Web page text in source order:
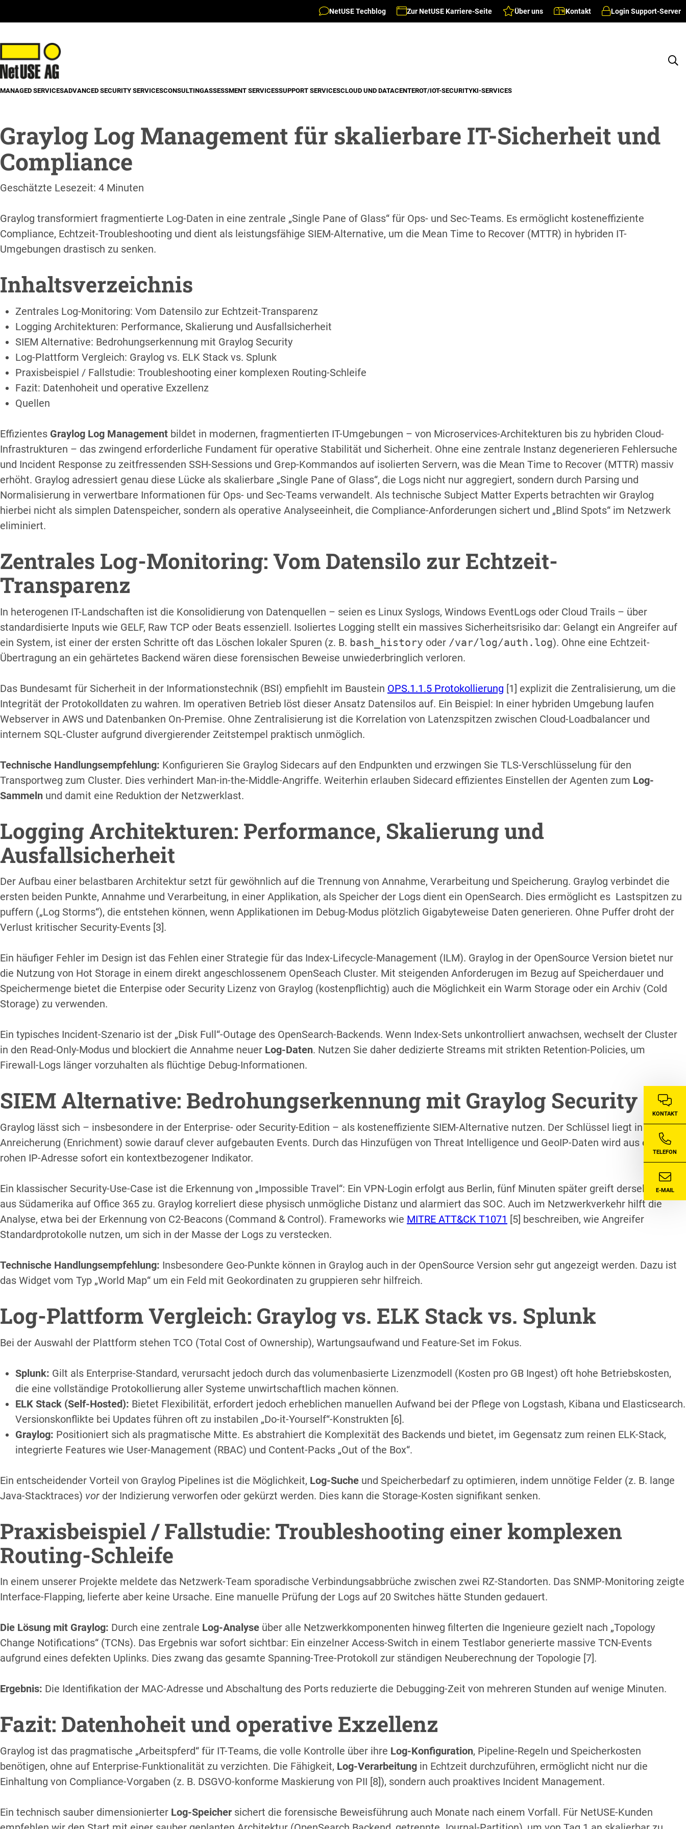
NetUSE Techblog Zur NetUSE Karriere-Seite Über uns Kontakt Login Support-Server
MANAGED SERVICESADVANCED SECURITY SERVICESCONSULTINGASSESSMENT SERVICESSUPPORT SERVICESCLOUD UND DATACENTEROT/IOT-SECURITYKI-SERVICES
Graylog Log Management für skalierbare IT-Sicherheit und
Compliance
Geschätzte Lesezeit: 4 Minuten
Graylog transformiert fragmentierte Log-Daten in eine zentrale „Single Pane of Glass“ für Ops- und Sec-Teams. Es ermöglicht kosteneffiziente
Compliance, Echtzeit-Troubleshooting und dient als leistungsfähige SIEM-Alternative, um die Mean Time to Recover (MTTR) in hybriden IT-
Umgebungen drastisch zu senken.
Inhaltsverzeichnis
Zentrales Log-Monitoring: Vom Datensilo zur Echtzeit-Transparenz
Logging Architekturen: Performance, Skalierung und Ausfallsicherheit
SIEM Alternative: Bedrohungserkennung mit Graylog Security
Log-Plattform Vergleich: Graylog vs. ELK Stack vs. Splunk
Praxisbeispiel / Fallstudie: Troubleshooting einer komplexen Routing-Schleife
Fazit: Datenhoheit und operative Exzellenz
Quellen
Effizientes Graylog Log Management bildet in modernen, fragmentierten IT-Umgebungen – von Microservices-Architekturen bis zu hybriden Cloud-
Infrastrukturen – das zwingend erforderliche Fundament für operative Stabilität und Sicherheit. Ohne eine zentrale Instanz degenerieren Fehlersuche
und Incident Response zu zeitfressenden SSH-Sessions und Grep-Kommandos auf isolierten Servern, was die Mean Time to Recover (MTTR) massiv
erhöht. Graylog adressiert genau diese Lücke als skalierbare „Single Pane of Glass“, die Logs nicht nur aggregiert, sondern durch Parsing und
Normalisierung in verwertbare Informationen für Ops- und Sec-Teams verwandelt. Als technische Subject Matter Experts betrachten wir Graylog
hierbei nicht als simplen Datenspeicher, sondern als operative Analyseeinheit, die Compliance-Anforderungen sichert und „Blind Spots“ im Netzwerk
eliminiert.
Zentrales Log-Monitoring: Vom Datensilo zur Echtzeit-
Transparenz
In heterogenen IT-Landschaften ist die Konsolidierung von Datenquellen – seien es Linux Syslogs, Windows EventLogs oder Cloud Trails – über
standardisierte Inputs wie GELF, Raw TCP oder Beats essenziell. Isoliertes Logging stellt ein massives Sicherheitsrisiko dar: Gelangt ein Angreifer auf
ein System, ist einer der ersten Schritte oft das Löschen lokaler Spuren (z. B. bash_history oder /var/log/auth.log). Ohne eine Echtzeit-
Übertragung an ein gehärtetes Backend wären diese forensischen Beweise unwiederbringlich verloren.
Das Bundesamt für Sicherheit in der Informationstechnik (BSI) empfiehlt im Baustein OPS.1.1.5 Protokollierung [1] explizit die Zentralisierung, um die
Integrität der Protokolldaten zu wahren. Im operativen Betrieb löst dieser Ansatz Datensilos auf. Ein Beispiel: In einer hybriden Umgebung laufen
Webserver in AWS und Datenbanken On-Premise. Ohne Zentralisierung ist die Korrelation von Latenzspitzen zwischen Cloud-Loadbalancer und
internem SQL-Cluster aufgrund divergierender Zeitstempel praktisch unmöglich.
Technische Handlungsempfehlung: Konfigurieren Sie Graylog Sidecars auf den Endpunkten und erzwingen Sie TLS-Verschlüsselung für den
Transportweg zum Cluster. Dies verhindert Man-in-the-Middle-Angriffe. Weiterhin erlauben Sidecard effizientes Einstellen der Agenten zum Log-
Sammeln und damit eine Reduktion der Netzwerklast.
Logging Architekturen: Performance, Skalierung und
Ausfallsicherheit
Der Aufbau einer belastbaren Architektur setzt für gewöhnlich auf die Trennung von Annahme, Verarbeitung und Speicherung. Graylog verbindet die
ersten beiden Punkte, Annahme und Verarbeitung, in einer Applikation, als Speicher der Logs dient ein OpenSearch. Dies ermöglicht es Lastspitzen zu
puffern („Log Storms“), die entstehen können, wenn Applikationen im Debug-Modus plötzlich Gigabyteweise Daten generieren. Ohne Puffer droht der
Verlust kritischer Security-Events [3].
Ein häufiger Fehler im Design ist das Fehlen einer Strategie für das Index-Lifecycle-Management (ILM). Graylog in der OpenSource Version bietet nur
die Nutzung von Hot Storage in einem direkt angeschlossenem OpenSeach Cluster. Mit steigenden Anforderugen im Bezug auf Speicherdauer und
Speichermenge bietet die Enterpise oder Security Lizenz von Graylog (kostenpflichtig) auch die Möglichkeit ein Warm Storage oder ein Archiv (Cold
Storage) zu verwenden.
Ein typisches Incident-Szenario ist der „Disk Full“-Outage des OpenSearch-Backends. Wenn Index-Sets unkontrolliert anwachsen, wechselt der Cluster
in den Read-Only-Modus und blockiert die Annahme neuer Log-Daten. Nutzen Sie daher dedizierte Streams mit strikten Retention-Policies, um
Firewall-Logs länger vorzuhalten als flüchtige Debug-Informationen.
SIEM Alternative: Bedrohungserkennung mit Graylog Security
Graylog lässt sich – insbesondere in der Enterprise- oder Security-Edition – als kosteneffiziente SIEM-Alternative nutzen. Der Schlüssel liegt in der
Anreicherung (Enrichment) sowie darauf clever aufgebauten Events. Durch das Hinzufügen von Threat Intelligence und GeoIP-Daten wird aus einer
rohen IP-Adresse sofort ein kontextbezogener Indikator.
Ein klassischer Security-Use-Case ist die Erkennung von „Impossible Travel“: Ein VPN-Login erfolgt aus Berlin, fünf Minuten später greift derselbe User
aus Südamerika auf Office 365 zu. Graylog korreliert diese physisch unmögliche Distanz und alarmiert das SOC. Auch im Netzwerkverkehr hilft die
Analyse, etwa bei der Erkennung von C2-Beacons (Command & Control). Frameworks wie MITRE ATT&CK T1071 [5] beschreiben, wie Angreifer
Standardprotokolle nutzen, um sich in der Masse der Logs zu verstecken.
Technische Handlungsempfehlung: Insbesondere Geo-Punkte können in Graylog auch in der OpenSource Version sehr gut angezeigt werden. Dazu ist
das Widget vom Typ „World Map“ um ein Feld mit Geokordinaten zu gruppieren sehr hilfreich.
Log-Plattform Vergleich: Graylog vs. ELK Stack vs. Splunk
Bei der Auswahl der Plattform stehen TCO (Total Cost of Ownership), Wartungsaufwand und Feature-Set im Fokus.
Splunk: Gilt als Enterprise-Standard, verursacht jedoch durch das volumenbasierte Lizenzmodell (Kosten pro GB Ingest) oft hohe Betriebskosten,
die eine vollständige Protokollierung aller Systeme unwirtschaftlich machen können.
ELK Stack (Self-Hosted): Bietet Flexibilität, erfordert jedoch erheblichen manuellen Aufwand bei der Pflege von Logstash, Kibana und Elasticsearch.
Versionskonflikte bei Updates führen oft zu instabilen „Do-it-Yourself“-Konstrukten [6].
Graylog: Positioniert sich als pragmatische Mitte. Es abstrahiert die Komplexität des Backends und bietet, im Gegensatz zum reinen ELK-Stack,
integrierte Features wie User-Management (RBAC) und Content-Packs „Out of the Box“.
Ein entscheidender Vorteil von Graylog Pipelines ist die Möglichkeit, Log-Suche und Speicherbedarf zu optimieren, indem unnötige Felder (z. B. lange
Java-Stacktraces) vor der Indizierung verworfen oder gekürzt werden. Dies kann die Storage-Kosten signifikant senken.
Praxisbeispiel / Fallstudie: Troubleshooting einer komplexen
Routing-Schleife
In einem unserer Projekte meldete das Netzwerk-Team sporadische Verbindungsabbrüche zwischen zwei RZ-Standorten. Das SNMP-Monitoring zeigte
Interface-Flapping, lieferte aber keine Ursache. Eine manuelle Prüfung der Logs auf 20 Switches hätte Stunden gedauert.
Die Lösung mit Graylog: Durch eine zentrale Log-Analyse über alle Netzwerkkomponenten hinweg filterten die Ingenieure gezielt nach „Topology
Change Notifications“ (TCNs). Das Ergebnis war sofort sichtbar: Ein einzelner Access-Switch in einem Testlabor generierte massive TCN-Events
aufgrund eines defekten Uplinks. Dies zwang das gesamte Spanning-Tree-Protokoll zur ständigen Neuberechnung der Topologie [7].
Ergebnis: Die Identifikation der MAC-Adresse und Abschaltung des Ports reduzierte die Debugging-Zeit von mehreren Stunden auf wenige Minuten.
Fazit: Datenhoheit und operative Exzellenz
Graylog ist das pragmatische „Arbeitspferd“ für IT-Teams, die volle Kontrolle über ihre Log-Konfiguration, Pipeline-Regeln und Speicherkosten
benötigen, ohne auf Enterprise-Funktionalität zu verzichten. Die Fähigkeit, Log-Verarbeitung in Echtzeit durchzuführen, ermöglicht nicht nur die
Einhaltung von Compliance-Vorgaben (z. B. DSGVO-konforme Maskierung von PII [8]), sondern auch proaktives Incident Management.
Ein technisch sauber dimensionierter Log-Speicher sichert die forensische Beweisführung auch Monate nach einem Vorfall. Für NetUSE-Kunden
KONTAKT
TELEFON
E-MAIL